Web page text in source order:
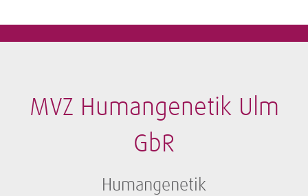
MVZ Humangenetik Ulm
GbR
Humangenetik